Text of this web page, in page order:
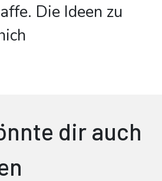
Die Ideen zu
dir auch